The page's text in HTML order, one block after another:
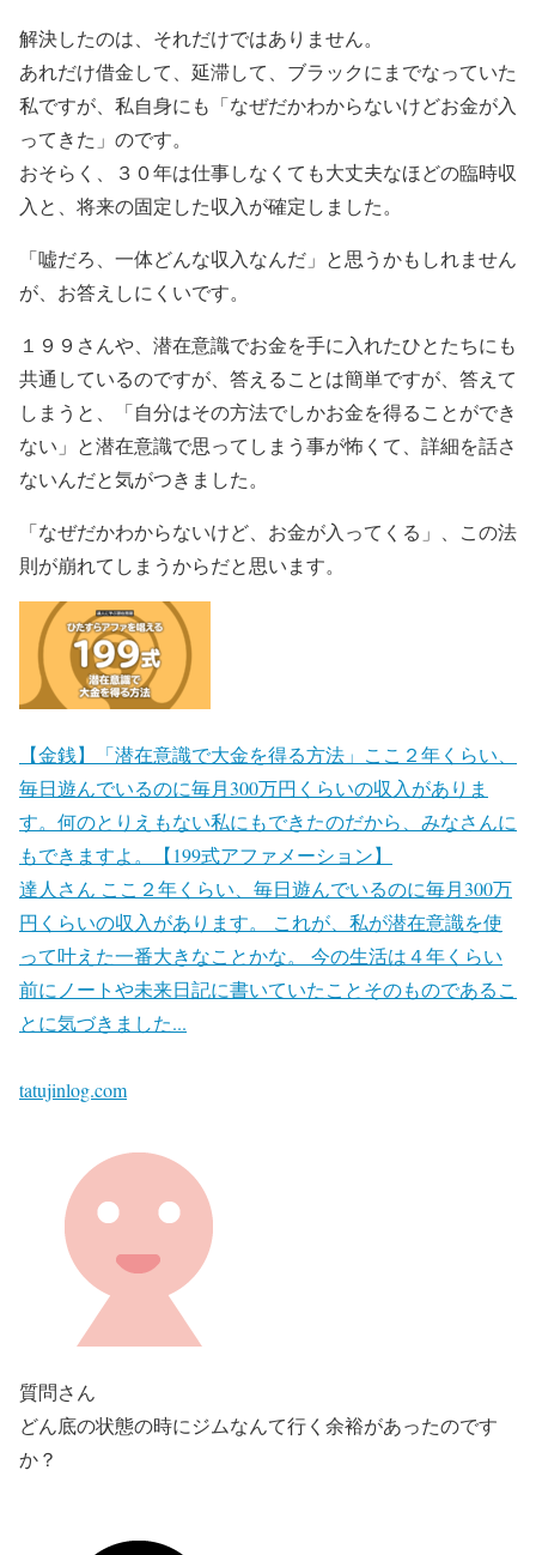
解決したのは、それだけではありません。
あれだけ借金して、延滞して、ブラックにまでなっていた
私ですが、私自身にも「なぜだかわからないけどお金が入
ってきた」のです。
おそらく、３０年は仕事しなくても大丈夫なほどの臨時収
入と、将来の固定した収入が確定しました。
「嘘だろ、一体どんな収入なんだ」と思うかもしれません
が、お答えしにくいです。
１９９さんや、潜在意識でお金を手に入れたひとたちにも
共通しているのですが、答えることは簡単ですが、答えて
しまうと、「自分はその方法でしかお金を得ることができ
ない」と潜在意識で思ってしまう事が怖くて、詳細を話さ
ないんだと気がつきました。
「なぜだかわからないけど、お金が入ってくる」、この法
則が崩れてしまうからだと思います。
【金銭】「潜在意識で大金を得る方法」ここ２年くらい、
毎日遊んでいるのに毎月300万円くらいの収入がありま
す。何のとりえもない私にもできたのだから、みなさんに
もできますよ。【199式アファメーション】
達人さん ここ２年くらい、毎日遊んでいるのに毎月300万
円くらいの収入があります。 これが、私が潜在意識を使
って叶えた一番大きなことかな。 今の生活は４年くらい
前にノートや未来日記に書いていたことそのものであるこ
とに気づきました...
tatujinlog.com
質問さん
どん底の状態の時にジムなんて行く余裕があったのです
か？